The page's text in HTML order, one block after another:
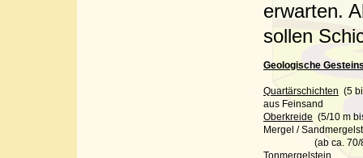
erwarten.
sollen
Geologische
Quartärschichten (5
aus Feinsand
Oberkreide (5/10 m
Mergel /
(ab ca. 70/
Tonmergelstein